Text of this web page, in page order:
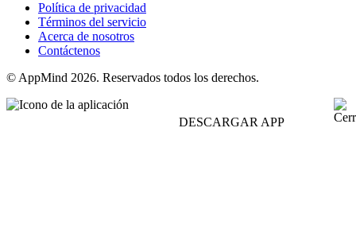
Política de privacidad
Términos del servicio
Acerca de nosotros
Contáctenos
© AppMind 2026. Reservados todos los derechos.
DESCARGAR APP